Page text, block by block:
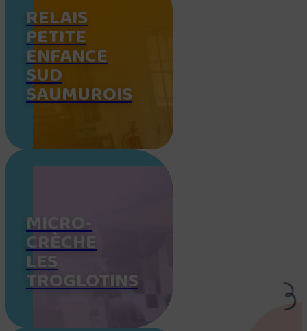
RELAIS
PETITE
ENFANCE
SUD
SAUMUROIS
MICRO-
CRÈCHE
LES
TROGLOTINS